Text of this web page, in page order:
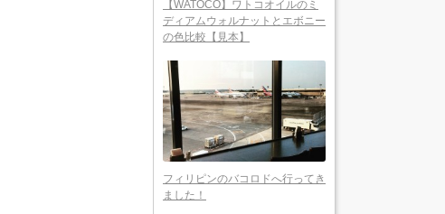
【WATOCO】ワトコオイルのミ
ディアムウォルナットとエボニー
の色比較【見本】
フィリピンのバコロドへ行ってき
ました！